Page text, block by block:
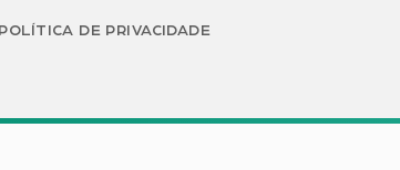
POLÍTICA DE PRIVACIDADE